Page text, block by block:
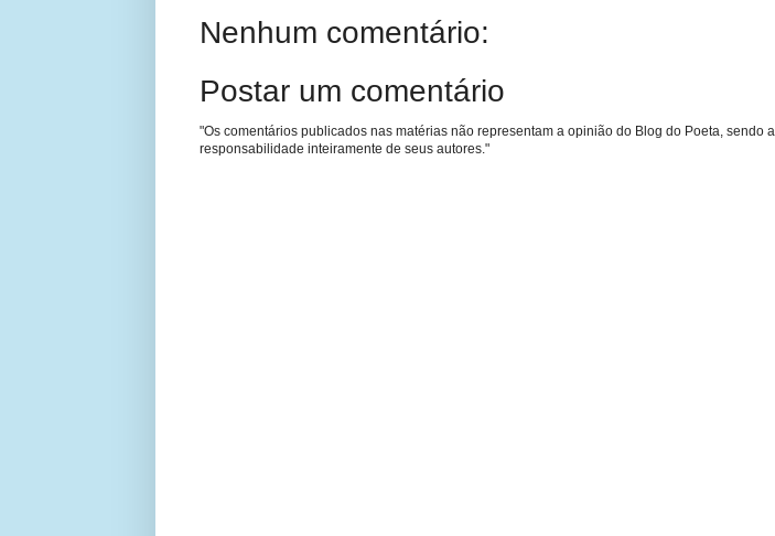
Nenhum comentário:
Postar um comentário
"Os comentários publicados nas matérias não representam a opinião do Blog do Poeta, sendo a
responsabilidade inteiramente de seus autores."